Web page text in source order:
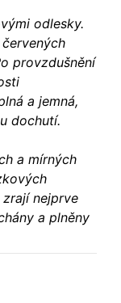
odlesky.
provzdušnění
a jemná,
dochutí.
a mírných
nejprve
a plněny